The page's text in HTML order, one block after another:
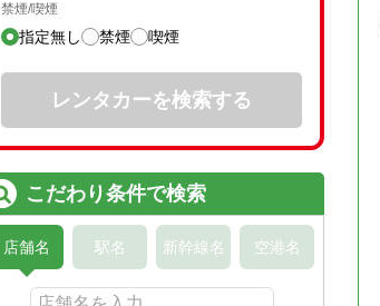
禁煙/喫煙
指定無し 禁煙 喫煙
レンタカーを検索する
こだわり条件で検索
店舗名 駅名 新幹線名 空港名